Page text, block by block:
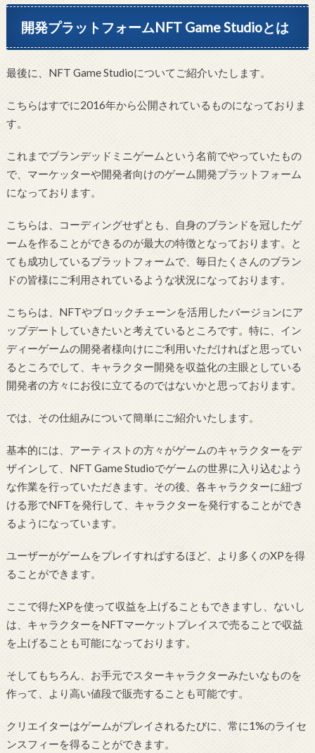
開発プラットフォームNFT Game Studioとは
最後に、NFT Game Studioについてご紹介いたします。
こちらはすでに2016年から公開されているものになっておりま
す。
これまでブランデッドミニゲームという名前でやっていたもの
で、マーケッターや開発者向けのゲーム開発プラットフォーム
になっております。
こちらは、コーディングせずとも、自身のブランドを冠したゲ
ームを作ることができるのが最大の特徴となっております。と
ても成功しているプラットフォームで、毎日たくさんのブラン
ドの皆様にご利用されているような状況になっております。
こちらは、NFTやブロックチェーンを活用したバージョンにア
ップデートしていきたいと考えているところです。特に、イン
ディーゲームの開発者様向けにご利用いただければと思ってい
るところでして、キャラクター開発を収益化の主眼としている
開発者の方々にお役に立てるのではないかと思っております。
では、その仕組みについて簡単にご紹介いたします。
基本的には、アーティストの方々がゲームのキャラクターをデ
ザインして、NFT Game Studioでゲームの世界に入り込むよう
な作業を行っていただきます。その後、各キャラクターに紐づ
ける形でNFTを発行して、キャラクターを発行することができ
るようになっています。
ユーザーがゲームをプレイすればするほど、より多くのXPを得
ることができます。
ここで得たXPを使って収益を上げることもできますし、ないし
は、キャラクターをNFTマーケットプレイスで売ることで収益
を上げることも可能になっております。
そしてもちろん、お手元でスターキャラクターみたいなものを
作って、より高い値段で販売することも可能です。
クリエイターはゲームがプレイされるたびに、常に1%のライセ
ンスフィーを得ることができます。